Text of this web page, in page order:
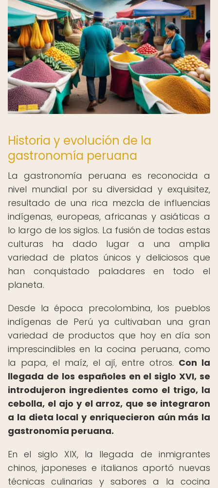
Historia y evolución de la
gastronomía peruana
La gastronomía peruana es reconocida a
nivel mundial por su diversidad y exquisitez,
resultado de una rica mezcla de influencias
indígenas, europeas, africanas y asiáticas a
lo largo de los siglos. La fusión de todas estas
culturas ha dado lugar a una amplia
variedad de platos únicos y deliciosos que
han conquistado paladares en todo el
planeta.
Desde la época precolombina, los pueblos
indígenas de Perú ya cultivaban una gran
variedad de productos que hoy en día son
imprescindibles en la cocina peruana, como
la papa, el maíz, el ají, entre otros. Con la
llegada de los españoles en el siglo XVI, se
introdujeron ingredientes como el trigo, la
cebolla, el ajo y el arroz, que se integraron
a la dieta local y enriquecieron aún más la
gastronomía peruana.
En el siglo XIX, la llegada de inmigrantes
chinos, japoneses e italianos aportó nuevas
técnicas culinarias y sabores a la cocina